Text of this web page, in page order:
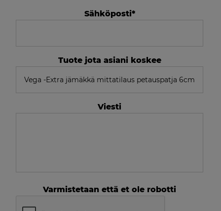
Sähköposti*
Tuote jota asiani koskee
Viesti
Varmistetaan että et ole robotti